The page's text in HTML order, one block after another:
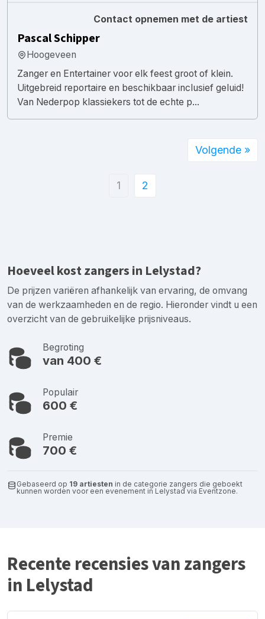
Contact opnemen met de artiest
Pascal Schipper
Hoogeveen
Zanger en Entertainer voor elk feest groot of klein.
Uitgebreid reportaire en beschikbaar inclusief geluid!
Van Nederpop klassiekers tot de echte p...
1 2
Volgende »
Hoeveel kost zangers in Lelystad?
De prijzen variëren afhankelijk van ervaring, de omvang
van de werkzaamheden en de regio. Hieronder vindt u een
overzicht van de gebruikelijke prijsniveaus.
Begroting
van 400 €
Populair
600 €
Premie
700 €
Gebaseerd op 19 artiesten in de categorie zangers die geboekt
kunnen worden voor een evenement in Lelystad via Eventzone.
Recente recensies van zangers
in Lelystad